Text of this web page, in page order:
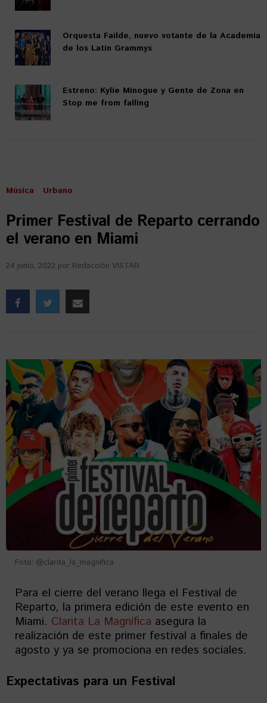
Orquesta Faílde, nuevo votante de la Academia
de los Latin Grammys
Estreno: Kylie Minogue y Gente de Zona en
Stop me from falling
Música Urbano
Primer Festival de Reparto cerrando
el verano en Miami
24 junio, 2022 por Redacción VISTAR
Foto: @clarita_la_magnifica
Para el cierre del verano llega el Festival de
Reparto, la primera edición de este evento en
Miami. Clarita La Magnífica asegura la
realización de este primer festival a finales de
agosto y ya se promociona en redes sociales.
Expectativas para un Festival